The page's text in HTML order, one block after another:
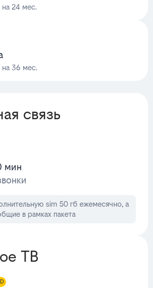
на 24 мес.
на 36 мес.
связь
мин
sim 50 гб ежемесячно, а
в рамках пакета
ТВ